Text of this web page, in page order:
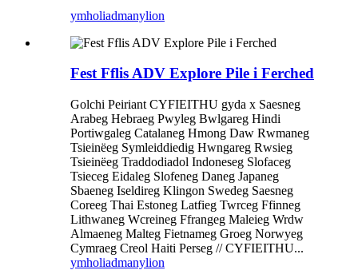
ymholiadmanylion
Fest Fflis ADV Explore Pile i Ferched
Golchi Peiriant CYFIEITHU gyda x Saesneg
Arabeg Hebraeg Pwyleg Bwlgareg Hindi
Portiwgaleg Catalaneg Hmong Daw Rwmaneg
Tsieinëeg Symleiddiedig Hwngareg Rwsieg
Tsieinëeg Traddodiadol Indoneseg Slofaceg
Tsieceg Eidaleg Slofeneg Daneg Japaneg
Sbaeneg Iseldireg Klingon Swedeg Saesneg
Coreeg Thai Estoneg Latfieg Twrceg Ffinneg
Lithwaneg Wcreineg Ffrangeg Maleieg Wrdw
Almaeneg Malteg Fietnameg Groeg Norwyeg
Cymraeg Creol Haiti Perseg // CYFIEITHU...
ymholiadmanylion